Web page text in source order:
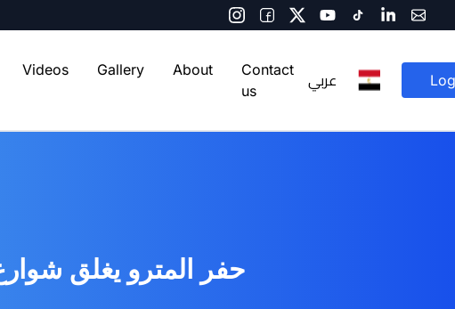
Videos Gallery About
Contact
us
عربي
حفر المترو يغلق